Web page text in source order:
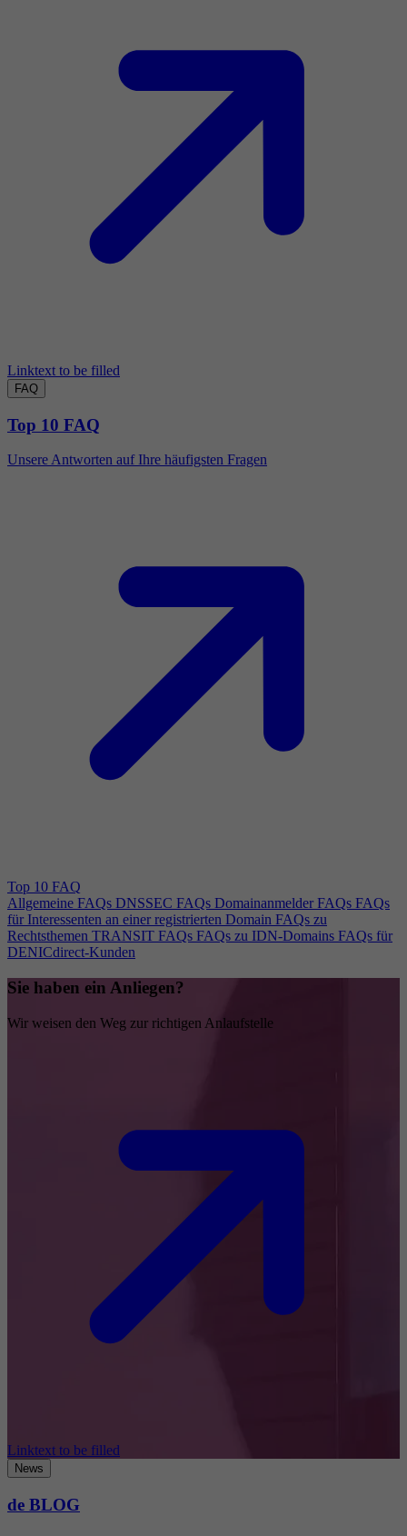
Linktext to be filled
FAQ
Top 10 FAQ
Unsere Antworten auf Ihre häufigsten Fragen
Top 10 FAQ
Allgemeine FAQs DNSSEC FAQs Domainanmelder FAQs FAQs
für Interessenten an einer registrierten Domain FAQs zu
Rechtsthemen TRANSIT FAQs FAQs zu IDN-Domains FAQs für
DENICdirect-Kunden
Sie haben ein Anliegen?
Wir weisen den Weg zur richtigen Anlaufstelle
Linktext to be filled
News
de BLOG